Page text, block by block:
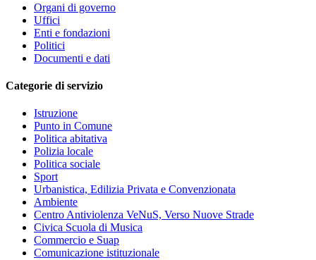
Organi di governo
Uffici
Enti e fondazioni
Politici
Documenti e dati
Categorie di servizio
Istruzione
Punto in Comune
Politica abitativa
Polizia locale
Politica sociale
Sport
Urbanistica, Edilizia Privata e Convenzionata
Ambiente
Centro Antiviolenza VeNuS, Verso Nuove Strade
Civica Scuola di Musica
Commercio e Suap
Comunicazione istituzionale